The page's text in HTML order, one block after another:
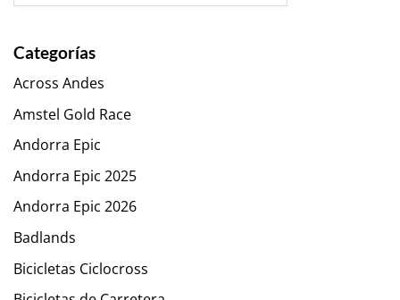
Categorías
Across Andes
Amstel Gold Race
Andorra Epic
Andorra Epic 2025
Andorra Epic 2026
Badlands
Bicicletas Ciclocross